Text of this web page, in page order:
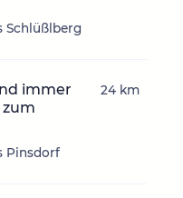
Schlüßlberg
immer
Pinsdorf
24 km